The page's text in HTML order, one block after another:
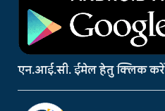
एन.आई.सी. ईमेल हेतु क्लिक करें